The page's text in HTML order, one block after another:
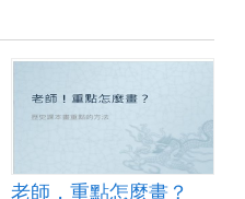
老師，重點怎麼畫？